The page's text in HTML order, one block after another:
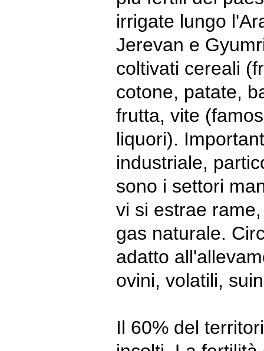
irrigate lungo
Jerevan e
coltivati cereali
cotone, patate,
frutta, vite
liquori).
industriale,
sono i settori
vi si estrae
gas naturale.
adatto
ovini, volatili,
Il 60% del